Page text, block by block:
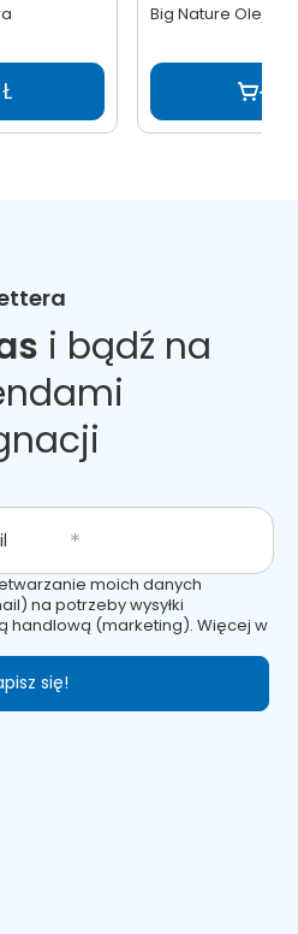
Big Nature Olej z
i bądź na
moich danych
na potrzeby wysyłki
handlową (marketing). Więcej w
się!